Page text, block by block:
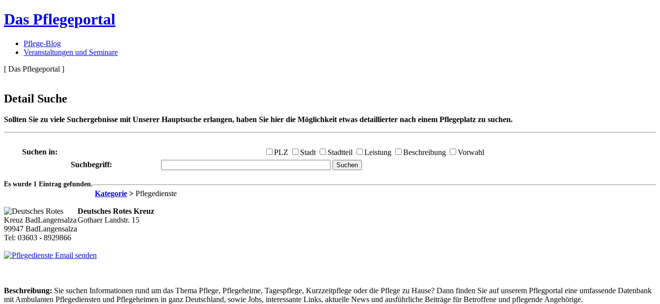
Das Pflegeportal
Pflege-Blog
Veranstaltungen und Seminare
[ Das Pflegeportal ]
Detail Suche
Sollten Sie zu viele Suchergebnisse mit Unserer Hauptsuche erlangen, haben Sie hier die Möglichkeit etwas detaillierter nach einem Pflegeplatz zu suchen.
Suchen in: PLZ Stadt Stadtteil Leistung Beschreibung
Vorwahl
Suchbegriff:
Es wurde 1 Eintrag gefunden.
Kategorie > Pflegedienste
Deutsches Rotes Kreuz
Gothaer Landstr. 15
99947 BadLangensalza
Tel: 03603 - 8929866
Email senden
Beschreibung: Sie suchen Informationen rund um das Thema Pflege, Pflegeheime, Tagespflege, Kurzzeitpflege oder die Pflege zu Hause? Dann finden Sie auf unserem Pflegportal eine umfassende Datenbank
mit Ambulanten Pflegediensten und Pflegeheimen in ganz Deutschland, sowie Jobs, interessante Links, aktuelle News und ausführliche Beiträge für Betroffene und pflegende Angehörige.